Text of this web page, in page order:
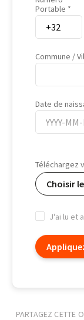
Portable
Commune /
Date de
de
naissance
Téléchargez
Choisir
J'ai lu et
PARTAGEZ CETTE